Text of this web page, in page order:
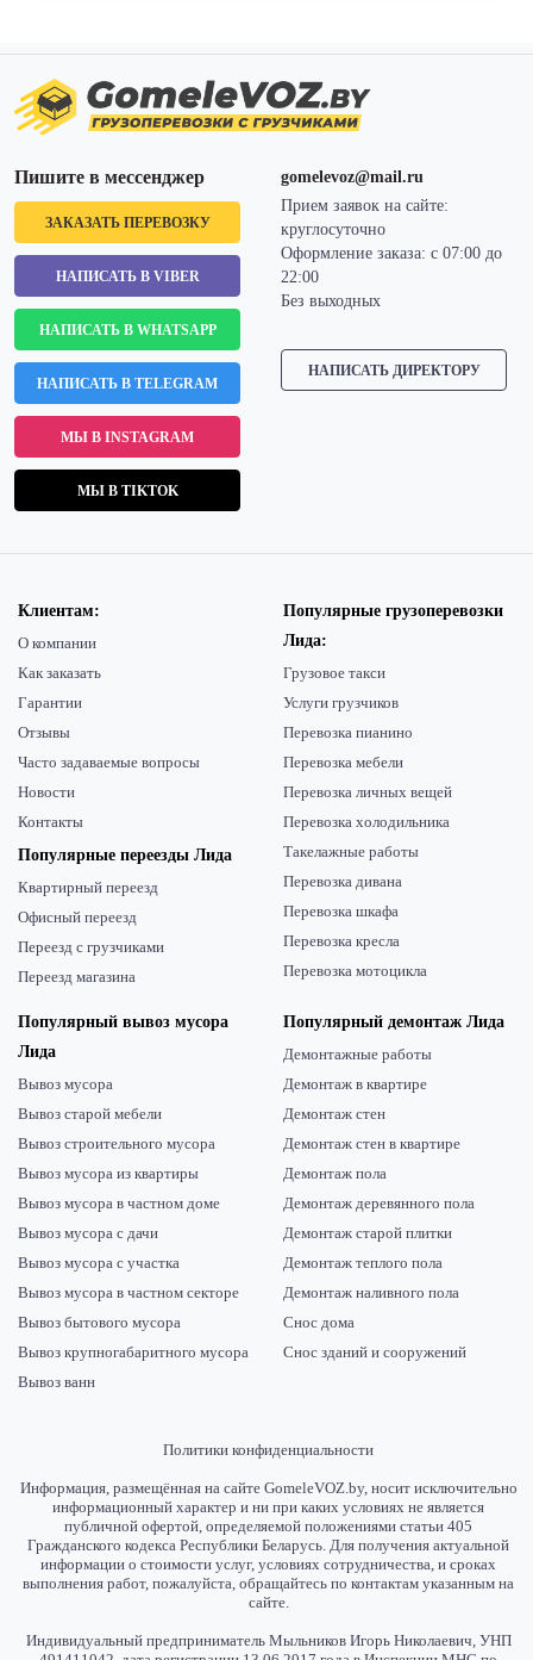
Пишите в мессенджер
ЗАКАЗАТЬ ПЕРЕВОЗКУ
НАПИСАТЬ В VIBER
НАПИСАТЬ В WHATSAPP
НАПИСАТЬ В TELEGRAM
МЫ В INSTAGRAM
МЫ В TIKTOK
gomelevoz@mail.ru
Прием заявок на сайте:
круглосуточно
Оформление заказа: с 07:00 до
22:00
Без выходных
НАПИСАТЬ ДИРЕКТОРУ
Клиентам:
О компании
Как заказать
Гарантии
Отзывы
Часто задаваемые вопросы
Новости
Контакты
Популярные переезды Лида
Квартирный переезд
Офисный переезд
Переезд с грузчиками
Переезд магазина
Популярные грузоперевозки
Лида:
Грузовое такси
Услуги грузчиков
Перевозка пианино
Перевозка мебели
Перевозка личных вещей
Перевозка холодильника
Такелажные работы
Перевозка дивана
Перевозка шкафа
Перевозка кресла
Перевозка мотоцикла
Популярный вывоз мусора
Лида
Вывоз мусора
Вывоз старой мебели
Вывоз строительного мусора
Вывоз мусора из квартиры
Вывоз мусора в частном доме
Вывоз мусора с дачи
Вывоз мусора с участка
Вывоз мусора в частном секторе
Вывоз бытового мусора
Вывоз крупногабаритного мусора
Вывоз ванн
Популярный демонтаж Лида
Демонтажные работы
Демонтаж в квартире
Демонтаж стен
Демонтаж стен в квартире
Демонтаж пола
Демонтаж деревянного пола
Демонтаж старой плитки
Демонтаж теплого пола
Демонтаж наливного пола
Снос дома
Снос зданий и сооружений
Политики конфиденциальности
Информация, размещённая на сайте GomeleVOZ.by, носит исключительно
информационный характер и ни при каких условиях не является
публичной офертой, определяемой положениями статьи 405
Гражданского кодекса Республики Беларусь. Для получения актуальной
информации о стоимости услуг, условиях сотрудничества, и сроках
выполнения работ, пожалуйста, обращайтесь по контактам указанным на
сайте.
Индивидуальный предприниматель Мыльников Игорь Николаевич, УНП